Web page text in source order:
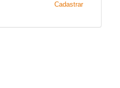
Cadastrar